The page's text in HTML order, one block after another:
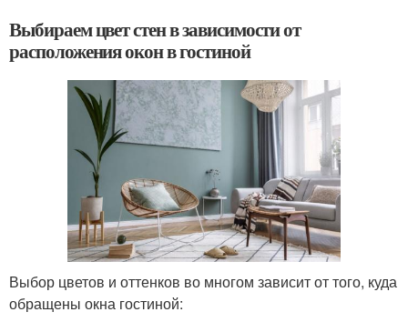
Выбираем цвет стен в зависимости от
расположения окон в гостиной
Выбор цветов и оттенков во многом зависит от того, куда
обращены окна гостиной: